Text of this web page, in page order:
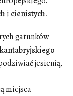
i cienistych.
gatunków
kantabryjskiego
jesienią,
miejsca